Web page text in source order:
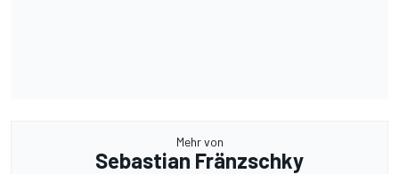
Mehr von
Sebastian Fränzschky